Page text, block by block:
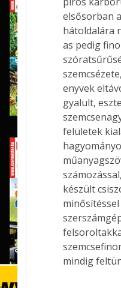
elsősorban
hátoldalára
as pedig
enyvek
gyalult,
felületek
készült
mindig